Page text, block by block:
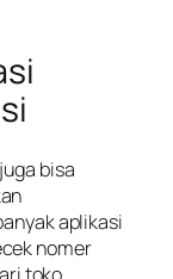
bisa
aplikasi
nomer